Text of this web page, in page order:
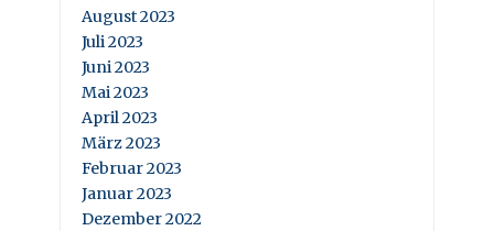
August 2023
Juli 2023
Juni 2023
Mai 2023
April 2023
März 2023
Februar 2023
Januar 2023
Dezember 2022